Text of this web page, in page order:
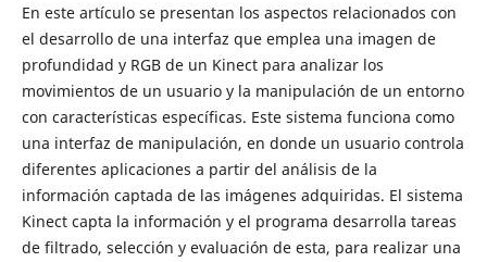
En este artículo se presentan los aspectos relacionados con
el desarrollo de una interfaz que emplea una imagen de
profundidad y RGB de un Kinect para analizar los
movimientos de un usuario y la manipulación de un entorno
con características específicas. Este sistema funciona como
una interfaz de manipulación, en donde un usuario controla
diferentes aplicaciones a partir del análisis de la
información captada de las imágenes adquiridas. El sistema
Kinect capta la información y el programa desarrolla tareas
de filtrado, selección y evaluación de esta, para realizar una